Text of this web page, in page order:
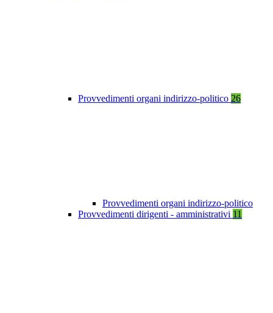
Provvedimenti organi indirizzo-politico 26
Provvedimenti organi indirizzo-politico
Provvedimenti dirigenti - amministrativi 11